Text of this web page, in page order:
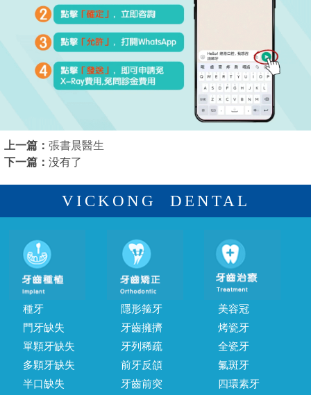
上一篇： 張書晨醫生
下一篇： 没有了
VICKONG DENTAL
種牙
門牙缺失
單顆牙缺失
多顆牙缺失
半口缺失
隱形箍牙
牙齒擁擠
牙列稀疏
前牙反頜
牙齒前突
美容冠
烤瓷牙
全瓷牙
氟斑牙
四環素牙